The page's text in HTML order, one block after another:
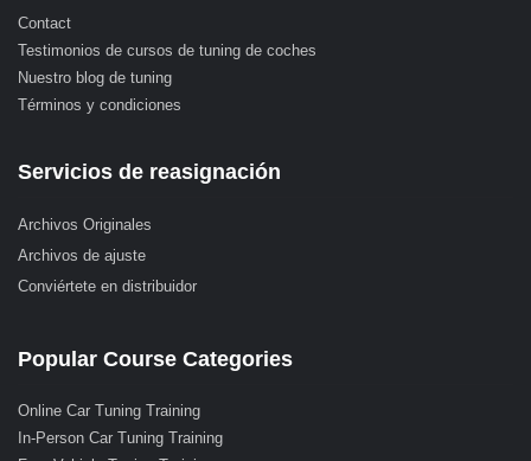
Contact
Testimonios de cursos de tuning de coches
Nuestro blog de tuning
Términos y condiciones
Servicios de reasignación
Archivos Originales
Archivos de ajuste
Conviértete en distribuidor
Popular Course Categories
Online Car Tuning Training
In-Person Car Tuning Training